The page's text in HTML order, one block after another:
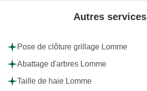
Autres services
Pose de clôture grillage Lomme
Abattage d'arbres Lomme
Taille de haie Lomme